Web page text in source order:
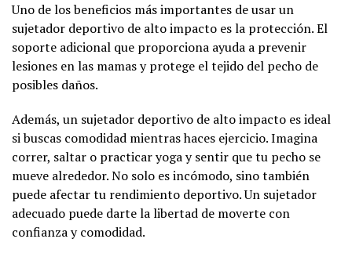
Uno de los beneficios más importantes de usar un
sujetador deportivo de alto impacto es la protección. El
soporte adicional que proporciona ayuda a prevenir
lesiones en las mamas y protege el tejido del pecho de
posibles daños.
Además, un sujetador deportivo de alto impacto es ideal
si buscas comodidad mientras haces ejercicio. Imagina
correr, saltar o practicar yoga y sentir que tu pecho se
mueve alrededor. No solo es incómodo, sino también
puede afectar tu rendimiento deportivo. Un sujetador
adecuado puede darte la libertad de moverte con
confianza y comodidad.